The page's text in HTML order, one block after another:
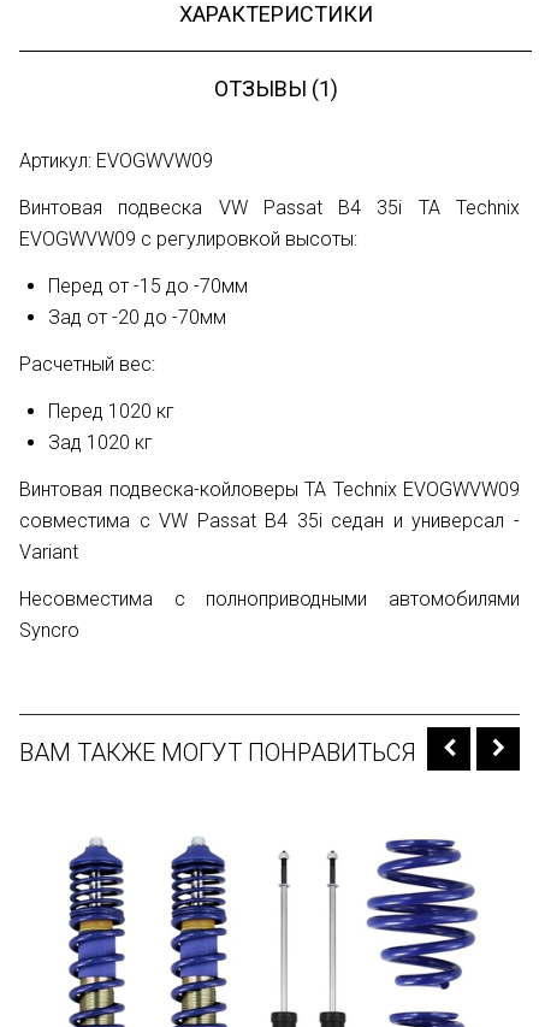
ХАРАКТЕРИСТИКИ
ОТЗЫВЫ (1)
Артикул: EVOGWVW09
Винтовая подвеска VW Passat B4 35i ТА Technix
EVOGWVW09 с регулировкой высоты:
Перед от -15 до -70мм
Зад от -20 до -70мм
Расчетный вес:
Перед 1020 кг
Зад 1020 кг
Винтовая подвеска-койловеры TA Technix EVOGWVW09
совместима с VW Passat B4 35i седан и универсал -
Variant
Несовместима с полноприводными автомобилями
Syncro
ВАМ ТАКЖЕ МОГУТ ПОНРАВИТЬСЯ